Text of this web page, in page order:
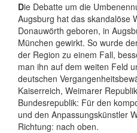
Die Debatte um die
Augsburg hat das skandalöse
Donauwörth geboren, in
München gewirkt. So wurde
der Region zu einem Fall,
man ihn auf dem weiten Feld
deutschen
Kaiserreich, Weimarer
Bundesrepublik: Für den
und den Anpassungskünstler
Richtung: nach oben.